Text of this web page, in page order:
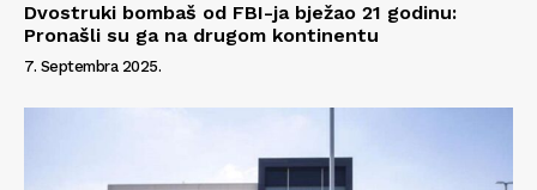
Dvostruki bombaš od FBI-ja bježao 21 godinu:
Pronašli su ga na drugom kontinentu
7. Septembra 2025.